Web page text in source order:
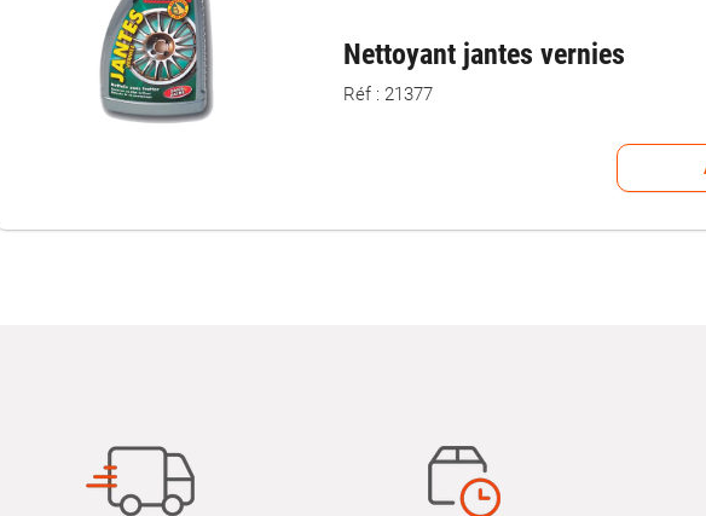
Nettoyant jantes vernies
Réf : 21377